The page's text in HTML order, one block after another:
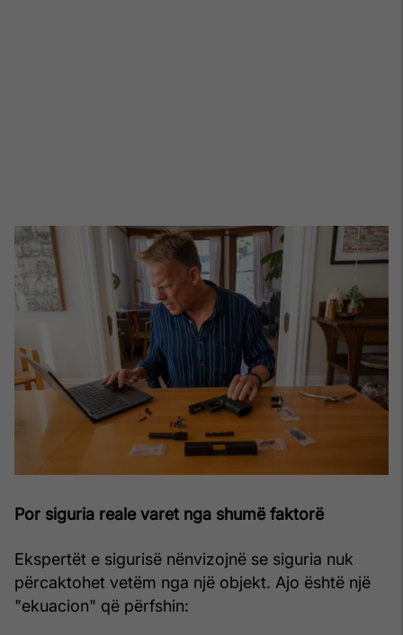
Por siguria reale varet nga shumë faktorë
Ekspertët e sigurisë nënvizojnë se siguria nuk
përcaktohet vetëm nga një objekt. Ajo është një
"ekuacion" që përfshin: